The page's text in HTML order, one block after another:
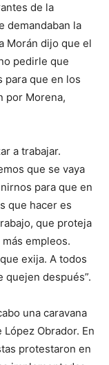
de la
demandaban la
Morán dijo que el
pedirle que
para que en los
por Morena,
a trabajar.
que se vaya
para que en
que hacer es
que proteja
empleos.
exija. A todos
quejen después”.
una caravana
Obrador. En
protestaron en